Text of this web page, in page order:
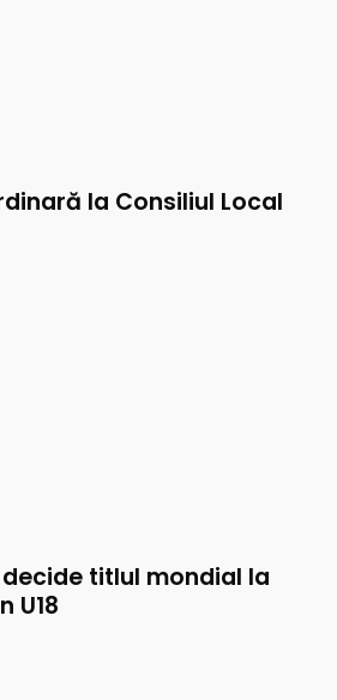
la Consiliul Local
decide titlul mondial la
U18